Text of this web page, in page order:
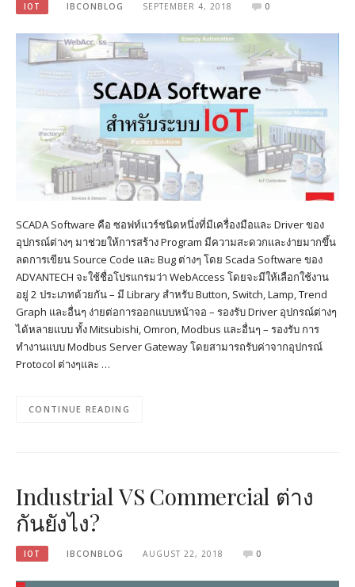
IOT IBCONBLOG SEPTEMBER 4, 2018 0
SCADA Software คือ ซอฟท์แวร์ชนิดหนึ่งที่มีเครื่องมือและ Driver ของ
อุปกรณ์ต่างๆ มาช่วยให้การสร้าง Program มีความสะดวกและง่ายมากขึ้น
ลดการเขียน Source Code และ Bug ต่างๆ โดย Scada Software ของ
ADVANTECH จะใช้ชื่อโปรแกรมว่า WebAccess โดยจะมีให้เลือกใช้งาน
อยู่ 2 ประเภทด้วยกัน – มี Library สำหรับ Button, Switch, Lamp, Trend
Graph และอื่นๆ ง่ายต่อการออกแบบหน้าจอ – รองรับ Driver อุปกรณ์ต่างๆ
ได้หลายแบบ ทั้ง Mitsubishi, Omron, Modbus และอื่นๆ – รองรับ การ
ทำงานแบบ Modbus Server Gateway โดยสามารถรับค่าจากอุปกรณ์
Protocol ต่างๆและ …
CONTINUE READING
Industrial VS Commercial ต่าง
กันยังไง?
IOT IBCONBLOG AUGUST 22, 2018 0